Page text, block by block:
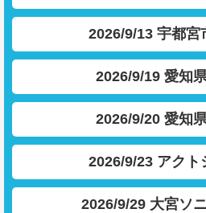
2026/9/13 宇都宮
2026/9/19 愛知
2026/9/20 愛知
2026/9/23 アクト
2026/9/29 大宮ソ